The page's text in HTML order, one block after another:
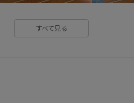
すべて見る